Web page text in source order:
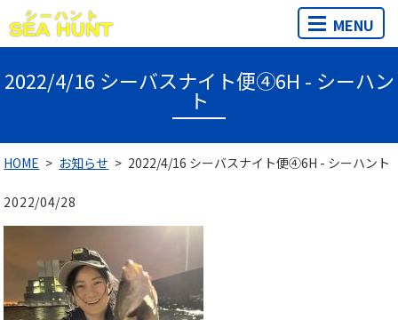
MENU
2022/4/16 シーバスナイト便④6H - シーハン
ト
HOME お知らせ 2022/4/16 シーバスナイト便④6H - シーハント
2022/04/28